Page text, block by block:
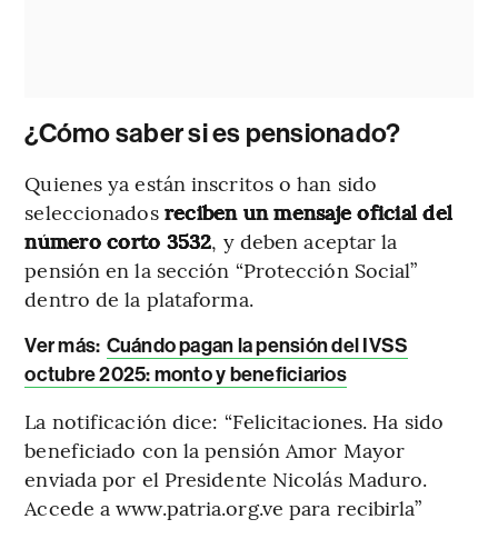
¿Cómo saber si es pensionado?
Quienes ya están inscritos o han sido
seleccionados reciben un mensaje oficial del
número corto 3532, y deben aceptar la
pensión en la sección “Protección Social”
dentro de la plataforma.
Ver más: Cuándo pagan la pensión del IVSS
octubre 2025: monto y beneficiarios
La notificación dice: “Felicitaciones. Ha sido
beneficiado con la pensión Amor Mayor
enviada por el Presidente Nicolás Maduro.
Accede a www.patria.org.ve para recibirla”